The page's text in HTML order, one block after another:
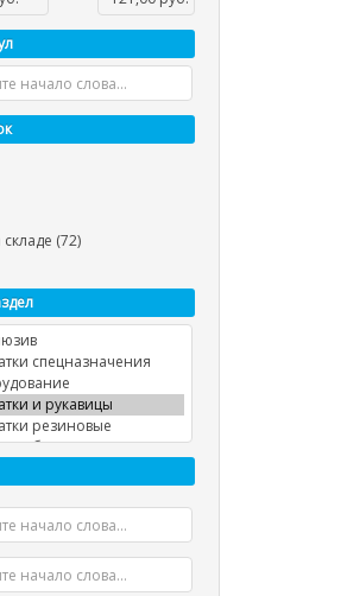
складе (72)